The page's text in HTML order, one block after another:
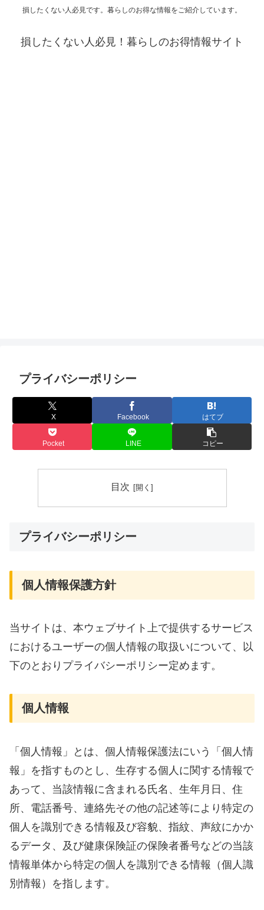
損したくない人必見です。暮らしのお得な情報をご紹介しています。
損したくない人必見！暮らしのお得情報サイト
プライバシーポリシー
X Facebook はてブ
Pocket LINE コピー
目次
プライバシーポリシー
個人情報保護方針
当サイトは、本ウェブサイト上で提供するサービス
におけるユーザーの個人情報の取扱いについて、以
下のとおりプライバシーポリシー定めます。
個人情報
「個人情報」とは、個人情報保護法にいう「個人情
報」を指すものとし、生存する個人に関する情報で
あって、当該情報に含まれる氏名、生年月日、住
所、電話番号、連絡先その他の記述等により特定の
個人を識別できる情報及び容貌、指紋、声紋にかか
るデータ、及び健康保険証の保険者番号などの当該
情報単体から特定の個人を識別できる情報（個人識
別情報）を指します。